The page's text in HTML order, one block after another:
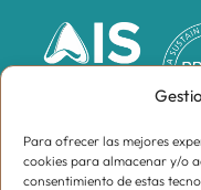
Para ofrecer las mejores
cookies para almacenar y/o
consentimiento de estas